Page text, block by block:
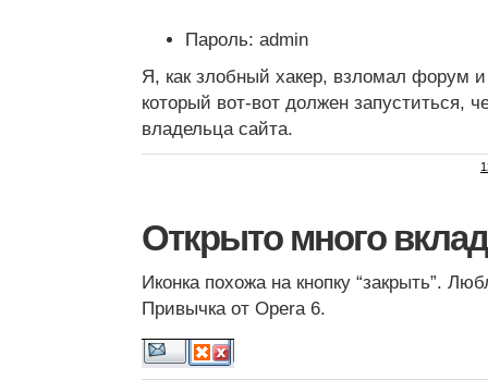
Пароль: admin
Я, как злобный хакер, взломал форум
который вот-вот должен запуститься,
владельца сайта.
Открыто много
Иконка похожа на кнопку “закрыть”.
Привычка от Opera 6.